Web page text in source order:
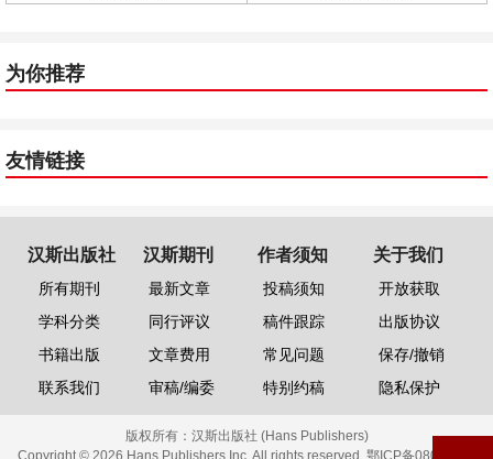
为你推荐
友情链接
汉斯出版社
所有期刊
学科分类
书籍出版
联系我们
汉斯期刊
最新文章
同行评议
文章费用
审稿/编委
作者须知
投稿须知
稿件跟踪
常见问题
特别约稿
关于我们
开放获取
出版协议
保存/撤销
隐私保护
版权所有： 汉斯出版社 (Hans Publishers)
Copyright © 2026 Hans Publishers Inc. All rights reserved. 鄂ICP备08006613